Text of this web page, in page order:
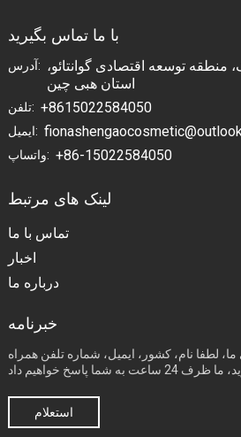
با ما تماس بگیرید
آدرس: 1 ژائو یانگ، منطقه توسعه اقتصادی گوانتائو،
استان هبی چین
تلفن: +8615022584050
ایمیل:
واتساپ: +86-15022584050
لینک های مرتبط
تماس با ما
اخبار
درباره ما
خبرنامه
لطفا نام، کشور، ایمیل، شماره تلفن همراه
استعلام